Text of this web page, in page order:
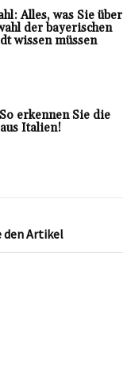
Alles, was Sie über
der bayerischen
wissen müssen
erkennen Sie die
Italien!
den Artikel